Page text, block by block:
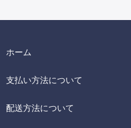
ホーム
支払い方法について
配送方法について